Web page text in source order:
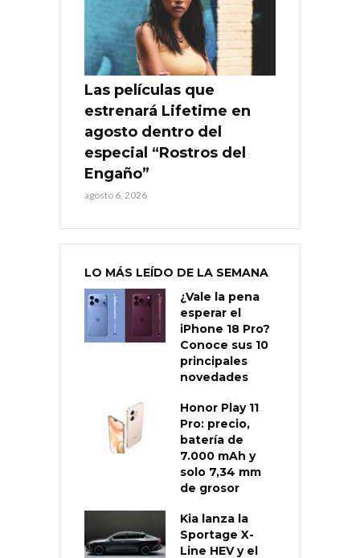
Las películas que
estrenará Lifetime en
agosto dentro del
especial “Rostros del
Engaño”
agosto 6, 2026
LO MÁS LEÍDO DE LA SEMANA
¿Vale la pena
esperar el
iPhone 18 Pro?
Conoce sus 10
principales
novedades
Honor Play 11
Pro: precio,
batería de
7.000 mAh y
solo 7,34 mm
de grosor
Kia lanza la
Sportage X-
Line HEV y el